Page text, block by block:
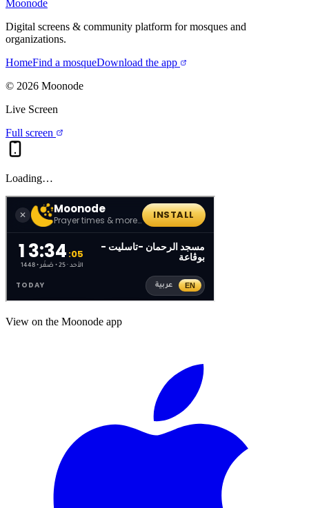
Moonode
Digital screens & community platform for mosques and
organizations.
HomeFind a mosqueDownload the app
© 2026 Moonode
Live Screen
Full screen
Loading…
View on the Moonode app